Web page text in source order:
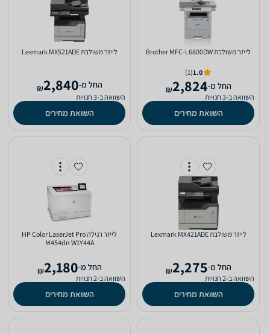
‏לייזר ‏משולבת Brother MFC-L6800DW
1.0
(1)
‫החל מ-2,824
₪
השוואה ב-3 חנויות
השוואת מחירים
‏לייזר ‏משולבת Lexmark MX521ADE
‫החל מ-2,840
₪
השוואה ב-3 חנויות
השוואת מחירים
‏לייזר ‏משולבת Lexmark MX421ADE
‫החל מ-2,275
₪
השוואה ב-2 חנויות
השוואת מחירים
‏לייזר ‏רגילה HP Color LaserJet Pro
M454dn W1Y44A
‫החל מ-2,180
₪
השוואה ב-2 חנויות
השוואת מחירים